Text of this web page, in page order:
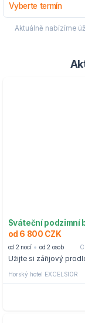
Vyberte termín
Aktuálně nabízíme
Sváteční podzimní
od 6 800 CZK
od 2 nocí od 2 osob
Užijte si zářijový
Horský hotel EXCELSIOR